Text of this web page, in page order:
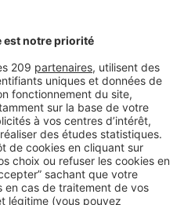
: quoi de neuf
plus « complexe » des